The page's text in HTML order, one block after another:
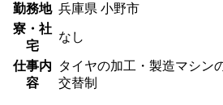
勤務地 兵庫県 小野市
寮・社
宅
なし
仕事内
容
タイヤの加工・製造マシン
交替制